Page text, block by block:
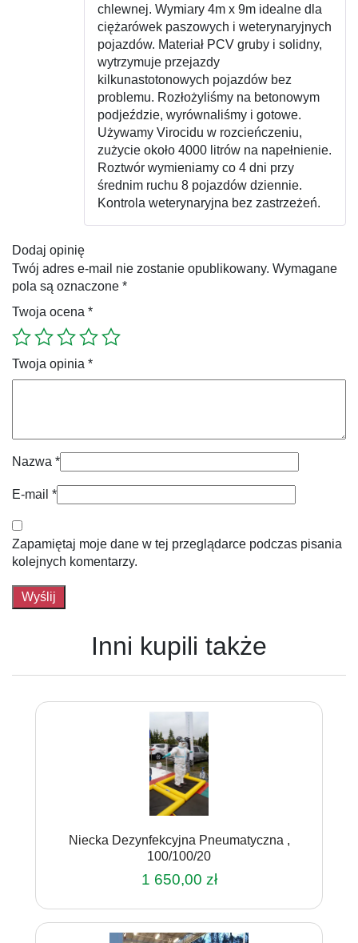
chlewnej. Wymiary 4m x 9m idealne dla
ciężarówek paszowych i weterynaryjnych
pojazdów. Materiał PCV gruby i solidny,
wytrzymuje przejazdy
kilkunastotonowych pojazdów bez
problemu. Rozłożyliśmy na betonowym
podjeździe, wyrównaliśmy i gotowe.
Używamy Virocidu w rozcieńczeniu,
zużycie około 4000 litrów na napełnienie.
Roztwór wymieniamy co 4 dni przy
średnim ruchu 8 pojazdów dziennie.
Kontrola weterynaryjna bez zastrzeżeń.
Dodaj opinię
Twój adres e-mail nie zostanie opublikowany. Wymagane
pola są oznaczone *
Twoja ocena *
Twoja opinia *
Nazwa *
E-mail *
Zapamiętaj moje dane w tej przeglądarce podczas pisania
kolejnych komentarzy.
Inni kupili także
Niecka Dezynfekcyjna Pneumatyczna ,
100/100/20
1 650,00 zł